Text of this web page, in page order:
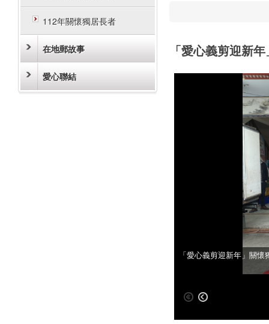
112年關懷獨居長者
在地郵故事
愛心聯結
「愛心義剪迎新
「愛心義剪迎新年」關懷
「愛心義剪迎新年」關懷